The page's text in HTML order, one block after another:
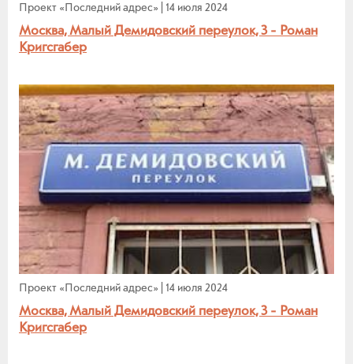
Проект «Последний адрес» 14 июля 2024
Москва, Малый Демидовский переулок, 3 - Роман
Кригсгабер
Проект «Последний адрес» 14 июля 2024
Москва, Малый Демидовский переулок, 3 - Роман
Кригсгабер